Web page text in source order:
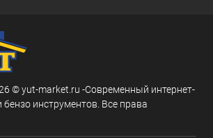
© yut-market.ru -Современный интернет-
бензо инструментов. Все права